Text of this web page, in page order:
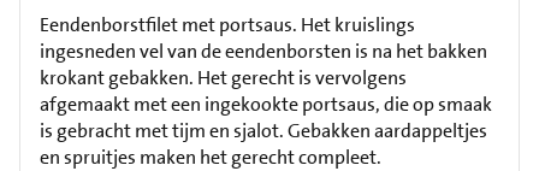
Eendenborstfilet met portsaus. Het kruislings
ingesneden vel van de eendenborsten is na het bakken
krokant gebakken. Het gerecht is vervolgens
afgemaakt met een ingekookte portsaus, die op smaak
is gebracht met tijm en sjalot. Gebakken aardappeltjes
en spruitjes maken het gerecht compleet.